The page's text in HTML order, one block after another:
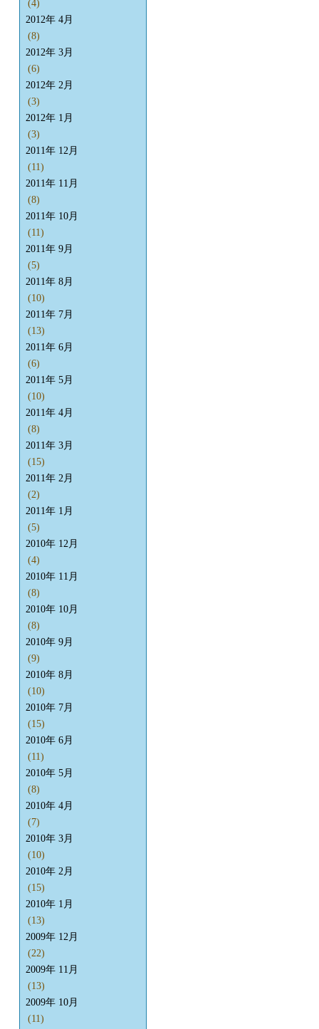
(4)
2012年 4月
(8)
2012年 3月
(6)
2012年 2月
(3)
2012年 1月
(3)
2011年 12月
(11)
2011年 11月
(8)
2011年 10月
(11)
2011年 9月
(5)
2011年 8月
(10)
2011年 7月
(13)
2011年 6月
(6)
2011年 5月
(10)
2011年 4月
(8)
2011年 3月
(15)
2011年 2月
(2)
2011年 1月
(5)
2010年 12月
(4)
2010年 11月
(8)
2010年 10月
(8)
2010年 9月
(9)
2010年 8月
(10)
2010年 7月
(15)
2010年 6月
(11)
2010年 5月
(8)
2010年 4月
(7)
2010年 3月
(10)
2010年 2月
(15)
2010年 1月
(13)
2009年 12月
(22)
2009年 11月
(13)
2009年 10月
(11)